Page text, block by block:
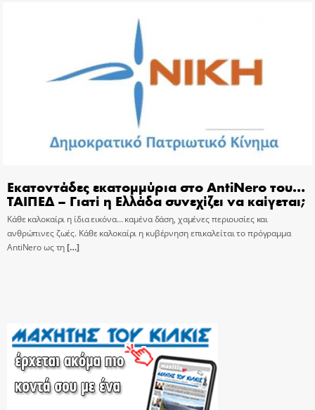
Εκατοντάδες εκατομμύρια στο AntiNero του…
ΤΑΙΠΕΔ – Γιατί η Ελλάδα συνεχίζει να καίγεται;
Κάθε καλοκαίρι η ίδια εικόνα… καμένα δάση, χαμένες περιουσίες και
ανθρώπινες ζωές. Κάθε καλοκαίρι η κυβέρνηση επικαλείται το πρόγραμμα
AntiNero ως τη[…]